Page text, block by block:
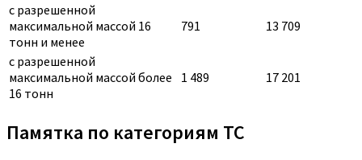
с разрешенной
максимальной массой 16
тонн и менее
791 13 709
с разрешенной
максимальной массой более
16 тонн
1 489 17 201
Памятка по категориям ТС